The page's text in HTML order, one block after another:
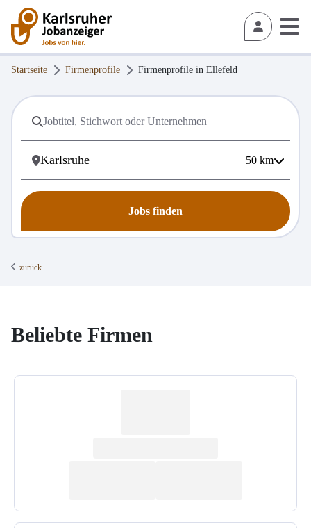
Startseite Firmenprofile Firmenprofile in Ellefeld
50 km
Jobs finden
zurück
Beliebte Firmen